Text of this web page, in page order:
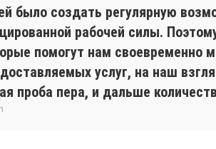
было создать регулярную
рабочей силы.
помогут нам своевременно
услуг, на наш
проба пера, и дальше